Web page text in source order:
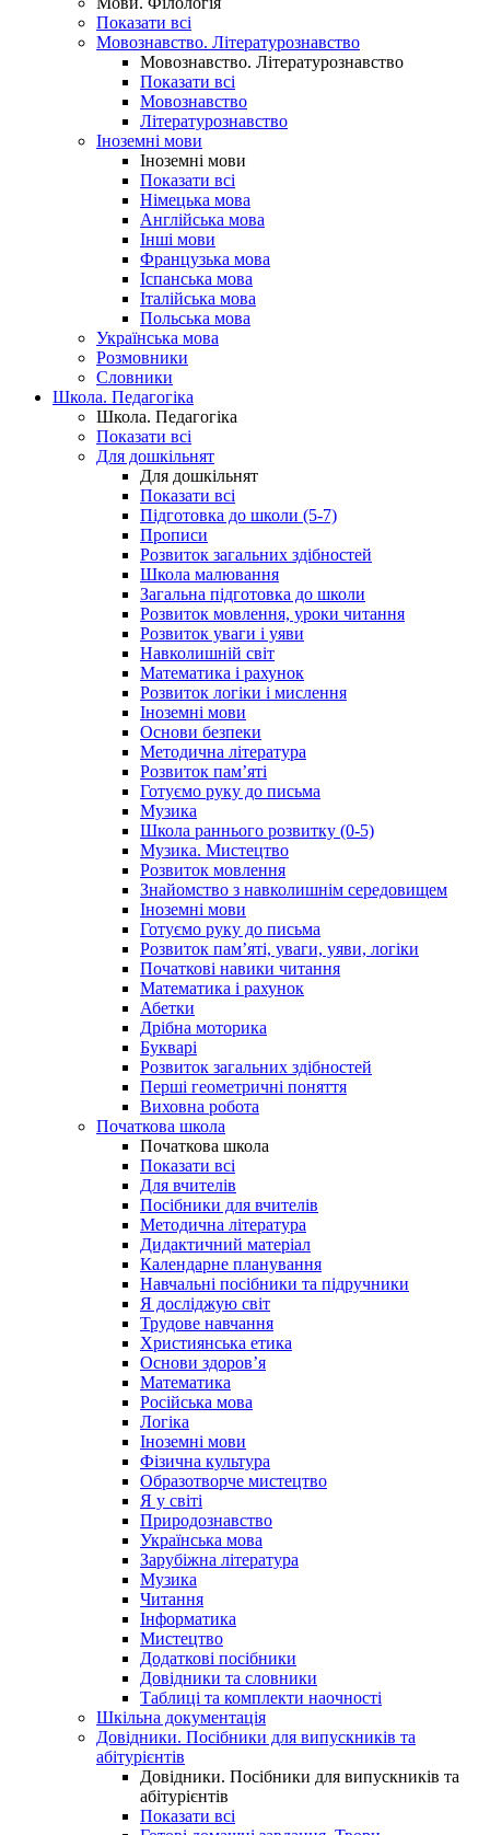
Показати всі
Мовознавство. Літературознавство
Мовознавство. Літературознавство
Показати всі
Мовознавство
Літературознавство
Іноземні мови
Іноземні мови
Показати всі
Німецька мова
Англійська мова
Інші мови
Французька мова
Іспанська мова
Італійська мова
Польська мова
Українська мова
Розмовники
Словники
Школа. Педагогіка
Школа. Педагогіка
Показати всі
Для дошкільнят
Для дошкільнят
Показати всі
Підготовка до школи (5-7)
Прописи
Розвиток загальних здібностей
Школа малювання
Загальна підготовка до школи
Розвиток мовлення, уроки читання
Розвиток уваги і уяви
Навколишній світ
Математика і рахунок
Розвиток логіки і мислення
Іноземні мови
Основи безпеки
Методична література
Розвиток пам’яті
Готуємо руку до письма
Музика
Школа раннього розвитку (0-5)
Музика. Мистецтво
Розвиток мовлення
Знайомство з навколишнім середовищем
Іноземні мови
Готуємо руку до письма
Розвиток пам’яті, уваги, уяви, логіки
Початкові навики читання
Математика і рахунок
Абетки
Дрібна моторика
Букварі
Розвиток загальних здібностей
Перші геометричні поняття
Виховна робота
Початкова школа
Початкова школа
Показати всі
Для вчителів
Посібники для вчителів
Методична література
Дидактичний матеріал
Календарне планування
Навчальні посібники та підручники
Я досліджую світ
Трудове навчання
Християнська етика
Основи здоров’я
Математика
Російська мова
Логіка
Іноземні мови
Фізична культура
Образотворче мистецтво
Я у світі
Природознавство
Українська мова
Зарубіжна література
Музика
Читання
Інформатика
Мистецтво
Додаткові посібники
Довідники та словники
Таблиці та комплекти наочності
Шкільна документація
Довідники. Посібники для випускників та
абітурієнтів
Довідники. Посібники для випускників та
абітурієнтів
Показати всі